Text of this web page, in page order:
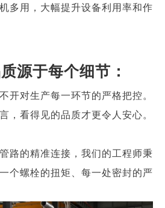
多用，大幅提升设备利用率和作
源于每个细节：
开对生产每一环节的严格把控。
，看得见的品质才更令人安心。
路的精准连接，我们的工程师秉
个螺栓的扭矩、每一处密封的严